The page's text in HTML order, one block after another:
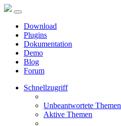
Download
Plugins
Dokumentation
Demo
Blog
Forum
Schnellzugriff
Unbeantwortete Themen
Aktive Themen